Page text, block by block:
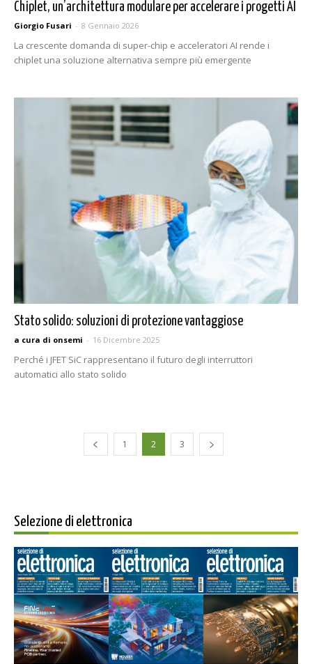
Chiplet, un’architettura modulare per accelerare i progetti AI
Giorgio Fusari - 8 Gennaio 2026
La crescente domanda di super-chip e acceleratori AI rende i
chiplet una soluzione alternativa sempre più emergente
Stato solido: soluzioni di protezione vantaggiose
a cura di onsemi - 16 Dicembre 2025
Perché i JFET SiC rappresentano il futuro degli interruttori
automatici allo stato solido
1 2 3
Selezione di elettronica